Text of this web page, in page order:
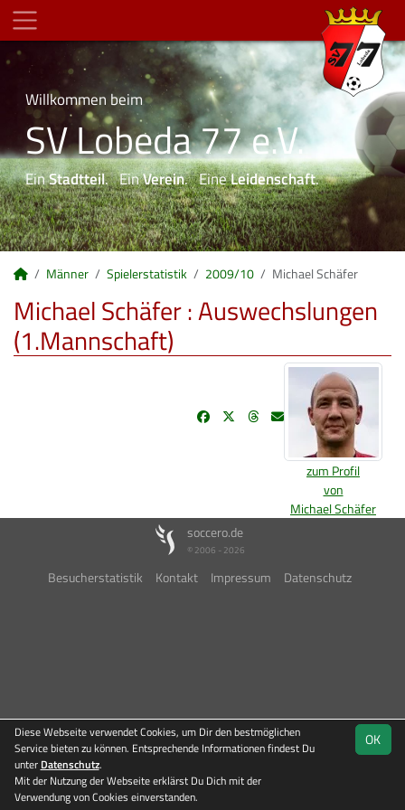
Willkommen beim
SV Lobeda 77 e.V.
EinStadtteil. EinVerein. EineLeidenschaft.
Männer Spielerstatistik 2009/10 Michael Schäfer
Michael Schäfer : Auswechslungen
(1.Mannschaft)
zum Profil
von
Michael Schäfer
soccero.de
© 2006 - 2026
Besucherstatistik Kontakt Impressum Datenschutz
OK
Diese Webseite verwendet Cookies, um Dir den bestmöglichen
Service bieten zu können. Entsprechende Informationen findest Du
unter Datenschutz.
Mit der Nutzung der Webseite erklärst Du Dich mit der
Verwendung von Cookies einverstanden.